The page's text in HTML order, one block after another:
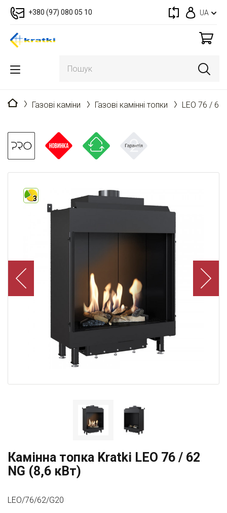
+380 (97) 080 05 10 UA
Головна
Газові каміни Газові камінні топки LEO 76 / 62
3
Камінна топка Kratki LEO 76 / 62
NG (8,6 кВт)
LEO/76/62/G20